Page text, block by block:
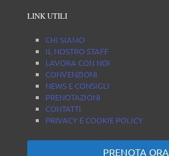
LINK UTILI
CHI SIAMO
IL NOSTRO STAFF
LAVORA CON NOI
CONVENZIONI
NEWS E CONSIGLI
PRENOTAZIONI
CONTATTI
PRIVACY E COOKIE POLICY
PRENOTA ORA